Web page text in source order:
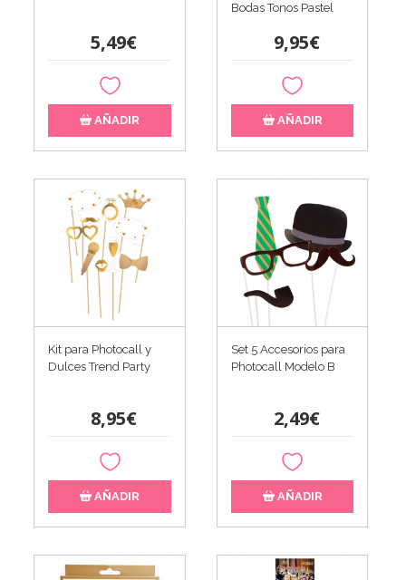
5,49€
AÑADIR
Bodas Tonos Pastel
9,95€
AÑADIR
Kit para Photocall y
Dulces Trend Party
8,95€
AÑADIR
Set 5 Accesorios para
Photocall Modelo B
2,49€
AÑADIR